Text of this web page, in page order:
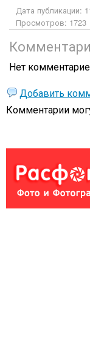
Дата публикации:
Просмотров: 1723
Нет
Добавить
Комментарии